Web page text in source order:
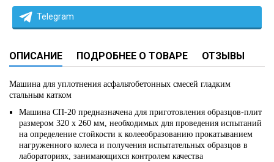
Telegram
ОПИСАНИЕ ПОДРОБНЕЕ О ТОВАРЕ ОТЗЫВЫ
Машина для уплотнения асфальтобетонных смесей гладким
стальным катком
Машина СП-20 предназначена для приготовления образцов-плит
размером 320 х 260 мм, необходимых для проведения испытаний
на определение стойкости к колееобразованию прокатыванием
нагруженного колеса и получения испытательных образцов в
лабораториях, занимающихся контролем качества